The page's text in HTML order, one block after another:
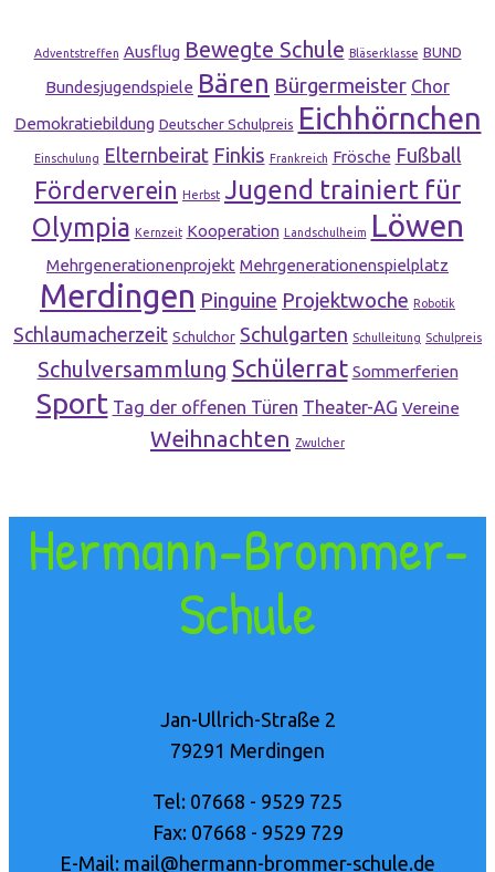
Adventstreffen Ausflug Bewegte Schule Bläserklasse BUND
Bundesjugendspiele Bären Bürgermeister Chor
Demokratiebildung Deutscher Schulpreis Eichhörnchen
Einschulung Elternbeirat Finkis Frankreich Frösche Fußball
Förderverein Herbst Jugend trainiert für
Olympia Kernzeit Kooperation Landschulheim Löwen
Mehrgenerationenprojekt Mehrgenerationenspielplatz
Merdingen Pinguine Projektwoche Robotik
Schlaumacherzeit Schulchor Schulgarten Schulleitung Schulpreis
Schulversammlung Schülerrat Sommerferien
Sport Tag der offenen Türen Theater-AG Vereine
Weihnachten Zwulcher
Hermann-Brommer-
Schule
Jan-Ullrich-Straße 2
79291 Merdingen
Tel: 07668 - 9529 725
Fax: 07668 - 9529 729
E-Mail: mail@hermann-brommer-schule.de